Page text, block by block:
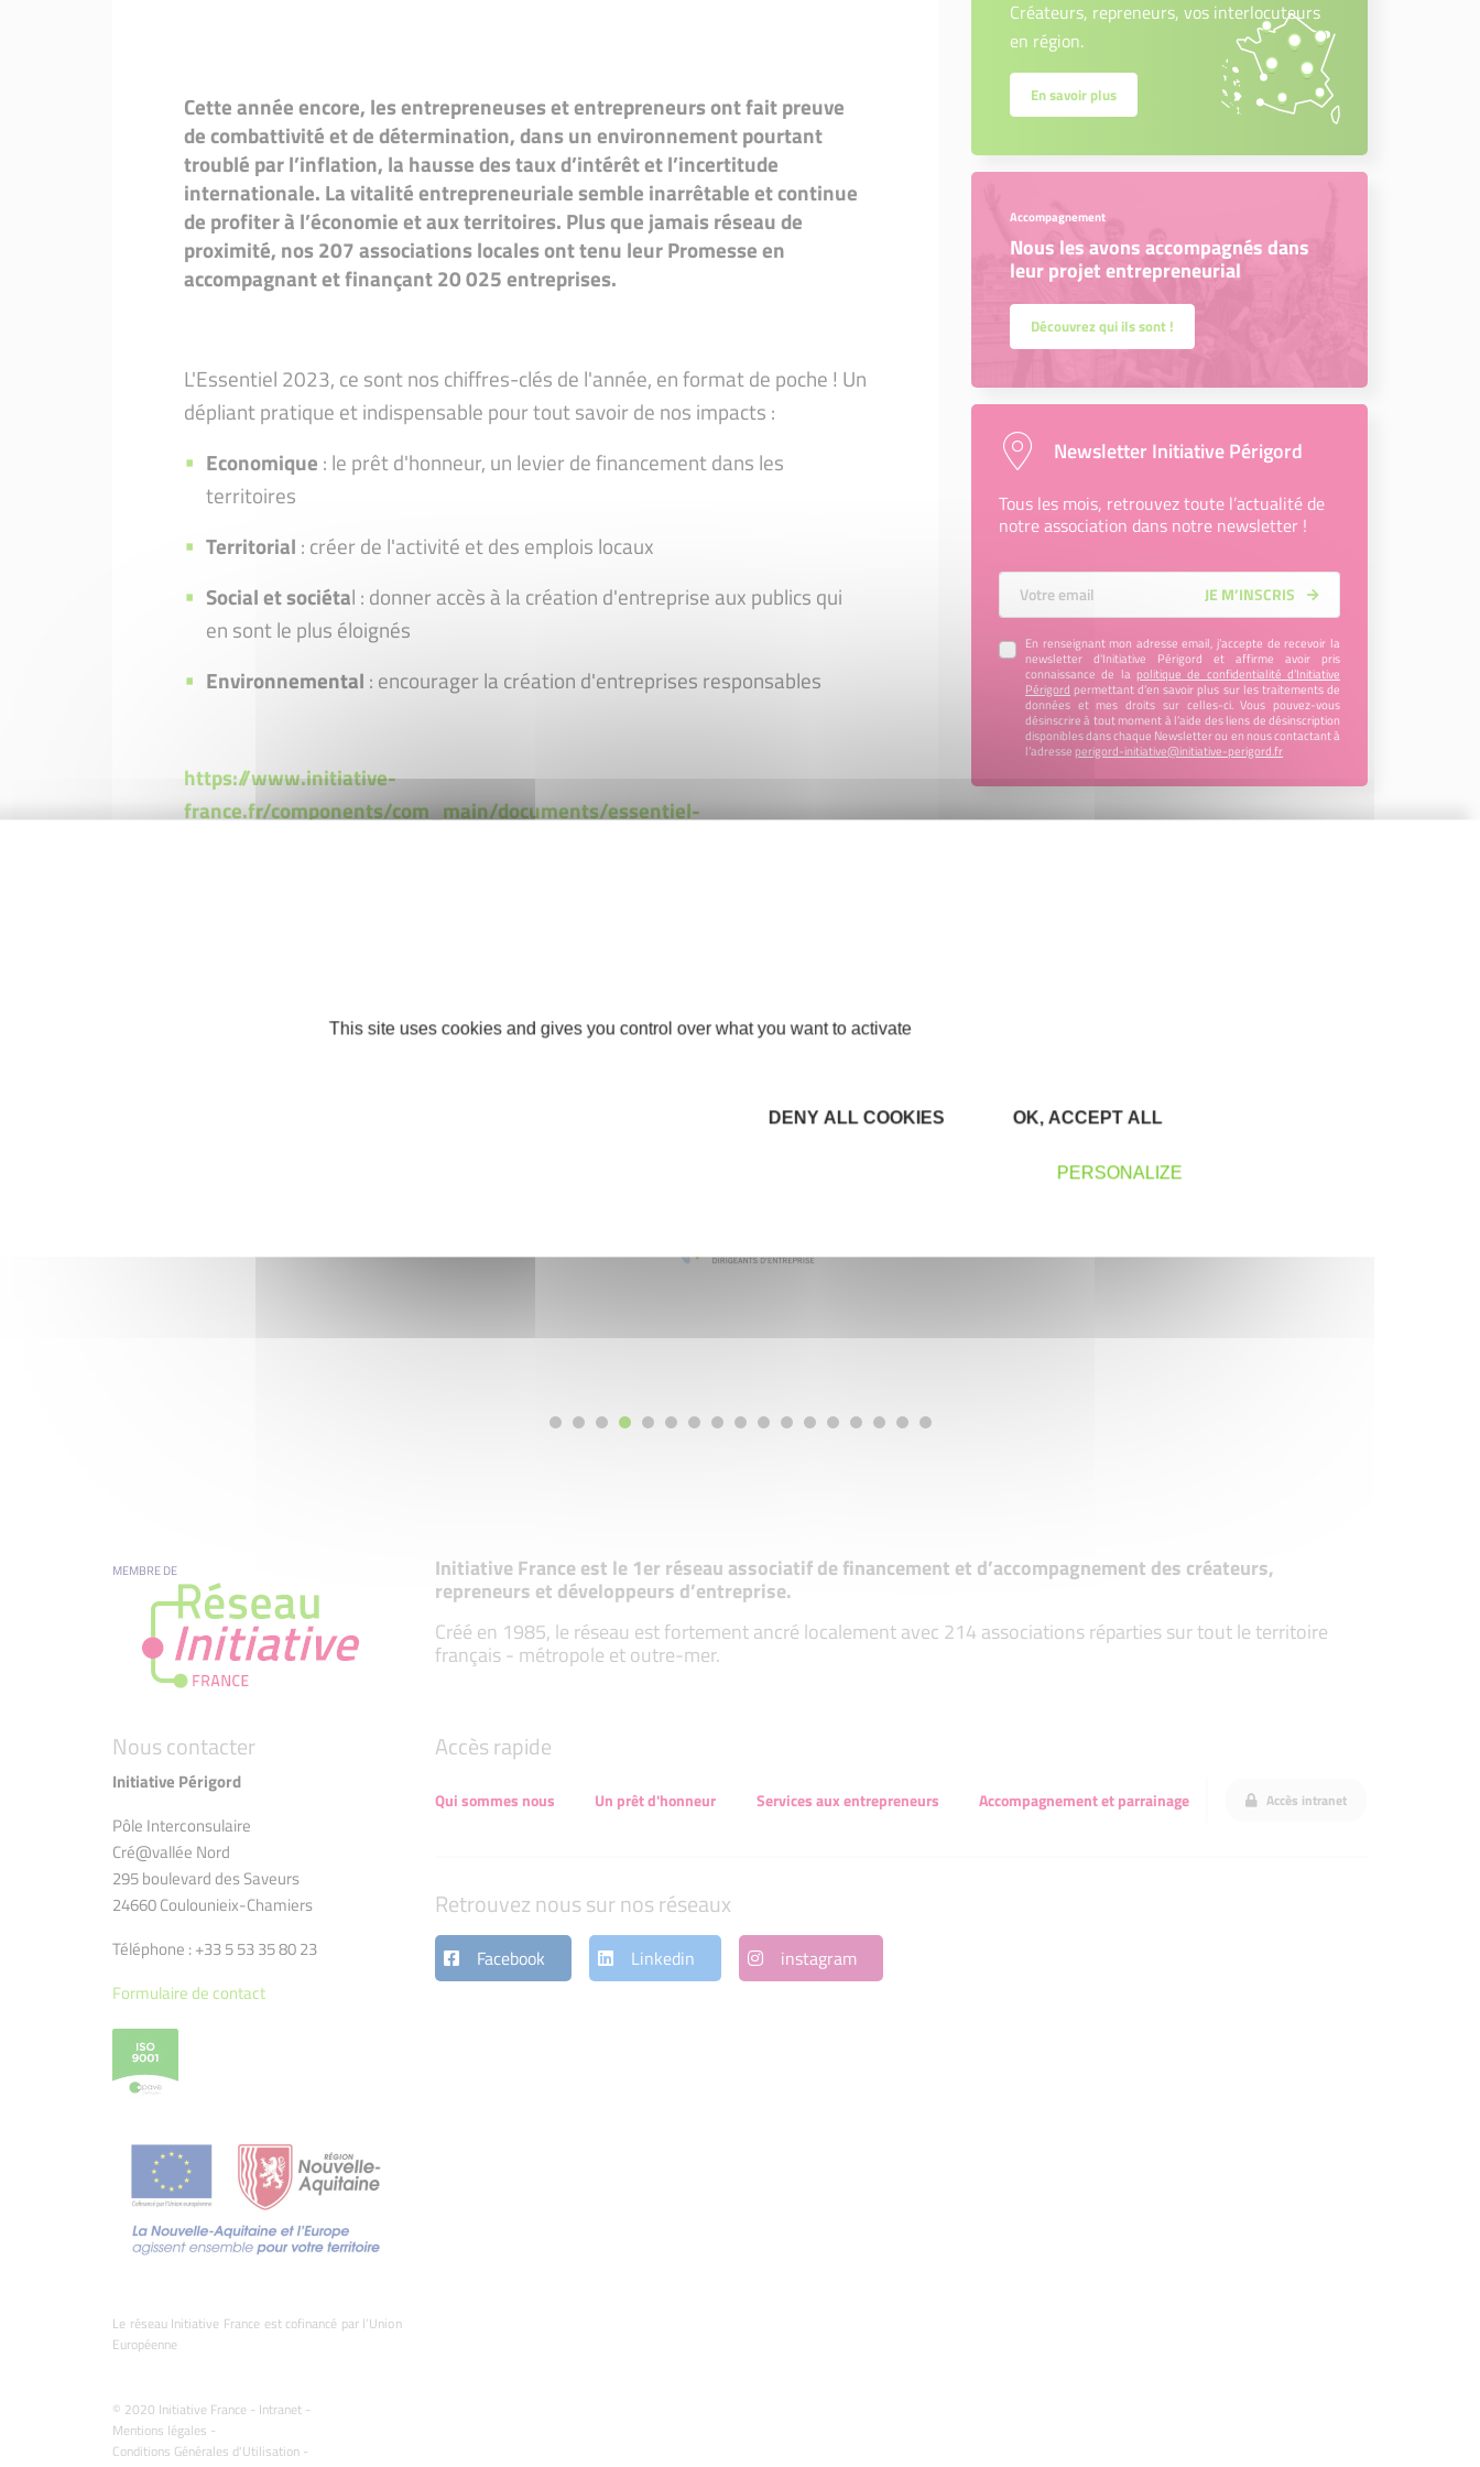
Cette année encore, les entrepreneuses et entrepreneurs ont fait preuve
de combattivité et de détermination, dans un environnement pourtant
troublé par l’inflation, la hausse des taux d’intérêt et l’incertitude
internationale. La vitalité entrepreneuriale semble inarrêtable et continue
de profiter à l’économie et aux territoires. Plus que jamais réseau de
proximité, nos 207 associations locales ont tenu leur Promesse en
accompagnant et finançant 20 025 entreprises.
L'Essentiel 2023, ce sont nos chiffres-clés de l'année, en format de poche ! Un
dépliant pratique et indispensable pour tout savoir de nos impacts :
Economique : le prêt d'honneur, un levier de financement dans les
territoires
Territorial : créer de l'activité et des emplois locaux
Social et sociétal : donner accès à la création d'entreprise aux publics qui
en sont le plus éloignés
Environnemental : encourager la création d'entreprises responsables
https://www.initiative-
france.fr/components/com_main/documents/essentiel-
Créateurs, repreneurs, vos interlocuteurs
en région.
En savoir plus
Accompagnement
Nous les avons accompagnés dans
leur projet entrepreneurial
Découvrez qui ils sont !
Newsletter Initiative Périgord
Tous les mois, retrouvez toute l’actualité de
notre association dans notre newsletter !
Votre Email JE M’INSCRIS
En renseignant mon adresse email, j’accepte de recevoir la
newsletter d'Initiative Périgord et affirme avoir pris
connaissance de la politique de confidentialité d’Initiative
Périgord permettant d’en savoir plus sur les traitements de
données et mes droits sur celles-ci. Vous pouvez-vous
désinscrire à tout moment à l’aide des liens de désinscription
disponibles dans chaque Newsletter ou en nous contactant à
l’adresse perigord-initiative@initiative-perigord.fr
MEMBRE DE Initiative France est le 1er réseau associatif de financement et d’accompagnement des créateurs,
repreneurs et développeurs d’entreprise.
Créé en 1985, le réseau est fortement ancré localement avec 214 associations réparties sur tout le territoire
français - métropole et outre-mer.
Nous contacter
Initiative Périgord
Pôle Interconsulaire
Cré@vallée Nord
295 boulevard des Saveurs
24660 Coulounieix-Chamiers
Téléphone : +33 5 53 35 80 23
Formulaire de contact
Le réseau Initiative France est cofinancé par l’Union
Européenne
© 2020 Initiative France - Intranet -
Mentions légales -
Conditions Générales d'Utilisation -
Accès rapide
Qui sommes nous Un prêt d'honneur Services aux entrepreneurs Accompagnement et parrainage Accès intranet
Retrouvez nous sur nos réseaux
Facebook Linkedin instagram
This site uses cookies and gives you control over what you want to activate
OK, ACCEPT ALL
DENY ALL COOKIES
PERSONALIZE